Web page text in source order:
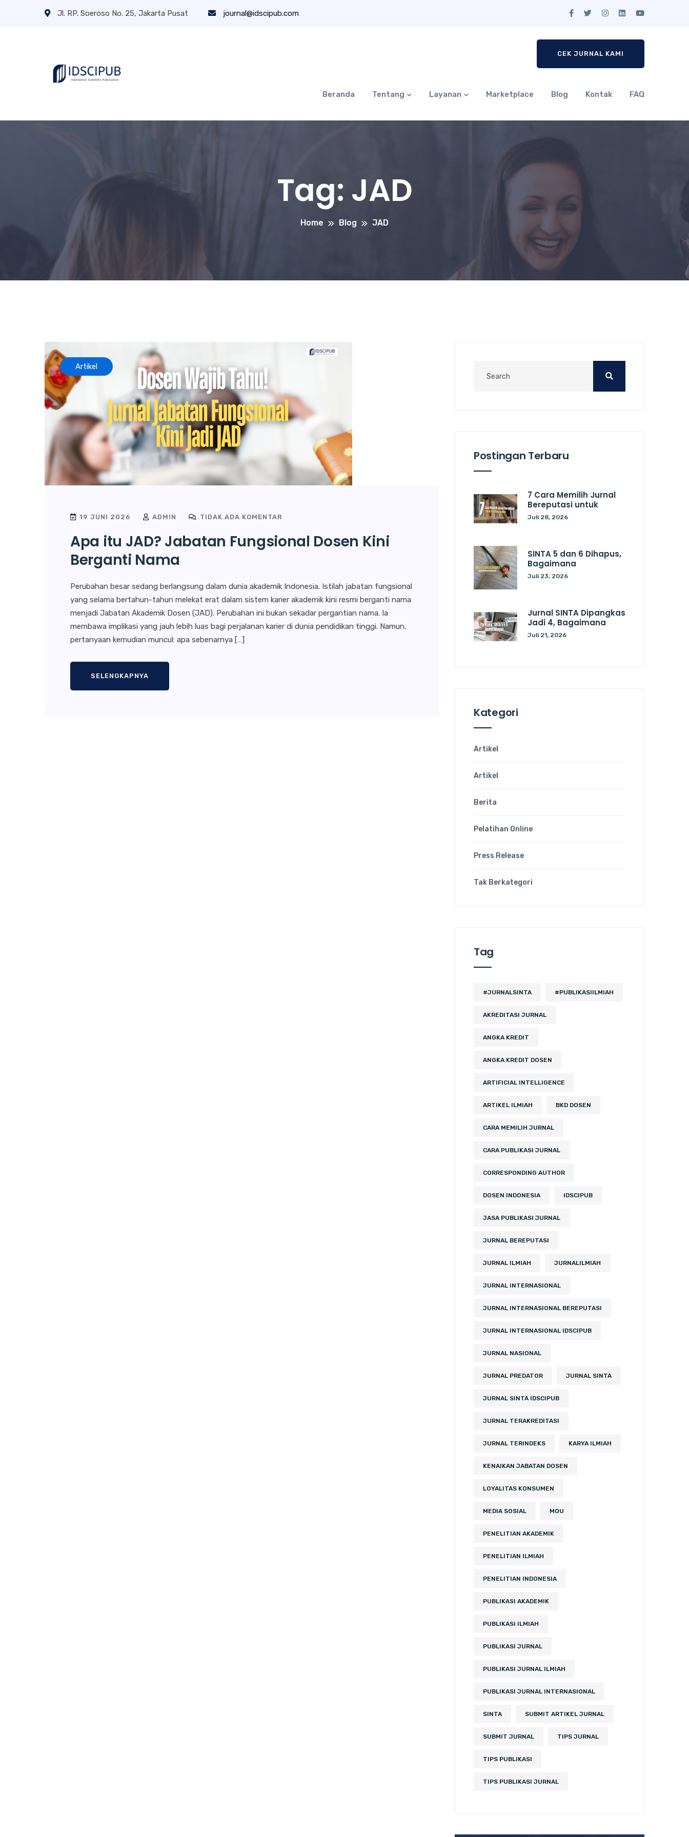
Jl. RP. Soeroso No. 25, Jakarta Pusat journal@idscipub.com
CEK JURNAL KAMI
Beranda Tentang Layanan Marketplace Blog Kontak FAQ
Tag: JAD
Home Blog JAD
Artikel
19 JUNI 2026 ADMIN TIDAK ADA KOMENTAR
Apa itu JAD? Jabatan Fungsional Dosen Kini
Berganti Nama
Perubahan besar sedang berlangsung dalam dunia akademik Indonesia. Istilah jabatan fungsional
yang selama bertahun-tahun melekat erat dalam sistem karier akademik kini resmi berganti nama
menjadi Jabatan Akademik Dosen (JAD). Perubahan ini bukan sekadar pergantian nama. Ia
membawa implikasi yang jauh lebih luas bagi perjalanan karier di dunia pendidikan tinggi. Namun,
pertanyaan kemudian muncul: apa sebenarnya […]
SELENGKAPNYA
Postingan Terbaru
7 Cara Memilih Jurnal
Bereputasi untuk
Juli 28, 2026
SINTA 5 dan 6 Dihapus,
Bagaimana
Juli 23, 2026
Jurnal SINTA Dipangkas
Jadi 4, Bagaimana
Juli 21, 2026
Kategori
Artikel
Artikel
Berita
Pelatihan Online
Press Release
Tak Berkategori
Tag
#JURNALSINTA #PUBLIKASIILMIAH
AKREDITASI JURNAL
ANGKA KREDIT
ANGKA KREDIT DOSEN
ARTIFICIAL INTELLIGENCE
ARTIKEL ILMIAH BKD DOSEN
CARA MEMILIH JURNAL
CARA PUBLIKASI JURNAL
CORRESPONDING AUTHOR
DOSEN INDONESIA IDSCIPUB
JASA PUBLIKASI JURNAL
JURNAL BEREPUTASI
JURNAL ILMIAH JURNALILMIAH
JURNAL INTERNASIONAL
JURNAL INTERNASIONAL BEREPUTASI
JURNAL INTERNASIONAL IDSCIPUB
JURNAL NASIONAL
JURNAL PREDATOR JURNAL SINTA
JURNAL SINTA IDSCIPUB
JURNAL TERAKREDITASI
JURNAL TERINDEKS KARYA ILMIAH
KENAIKAN JABATAN DOSEN
LOYALITAS KONSUMEN
MEDIA SOSIAL MOU
PENELITIAN AKADEMIK
PENELITIAN ILMIAH
PENELITIAN INDONESIA
PUBLIKASI AKADEMIK
PUBLIKASI ILMIAH
PUBLIKASI JURNAL
PUBLIKASI JURNAL ILMIAH
PUBLIKASI JURNAL INTERNASIONAL
SINTA SUBMIT ARTIKEL JURNAL
SUBMIT JURNAL TIPS JURNAL
TIPS PUBLIKASI
TIPS PUBLIKASI JURNAL